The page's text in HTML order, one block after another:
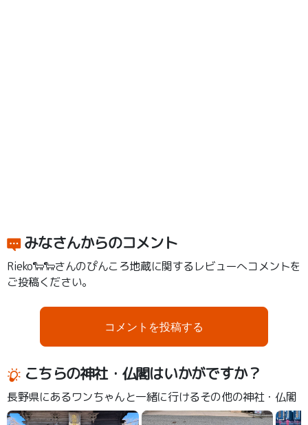
みなさんからのコメント
Rieko🐑🐑さんのぴんころ地蔵に関するレビューへコメントを
ご投稿ください。
コメントを投稿する
こちらの神社・仏閣はいかがですか？
長野県にあるワンちゃんと一緒に行けるその他の神社・仏閣